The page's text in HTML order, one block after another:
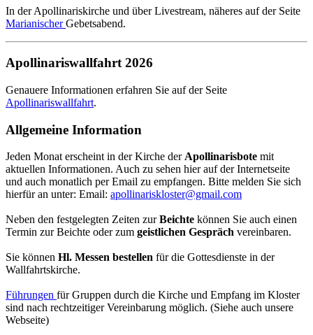
In der Apollinariskirche und über Livestream, näheres auf der Seite
MarianischerGebetsabend.
Apollinariswallfahrt 2026
Genauere Informationen erfahren Sie auf der Seite
Apollinariswallfahrt.
Allgemeine Information
Jeden Monat erscheint in der Kirche derApollinarisbote mit
aktuellen Informationen. Auch zu sehen hier auf der Internetseite
und auch monatlich per Email zu empfangen. Bitte melden Sie sich
hierfür an unter: Email: apollinariskloster@gmail.com
Neben den festgelegten Zeiten zurBeichte können Sie auch einen
Termin zur Beichte oder zum geistlichen Gespräch vereinbaren.
Sie können Hl. Messen bestellen für die Gottesdienste in der
Wallfahrtskirche.
Führungen für Gruppen durch die Kirche und Empfang im Kloster
sind nach rechtzeitiger Vereinbarung möglich. (Siehe auch unsere
Webseite)